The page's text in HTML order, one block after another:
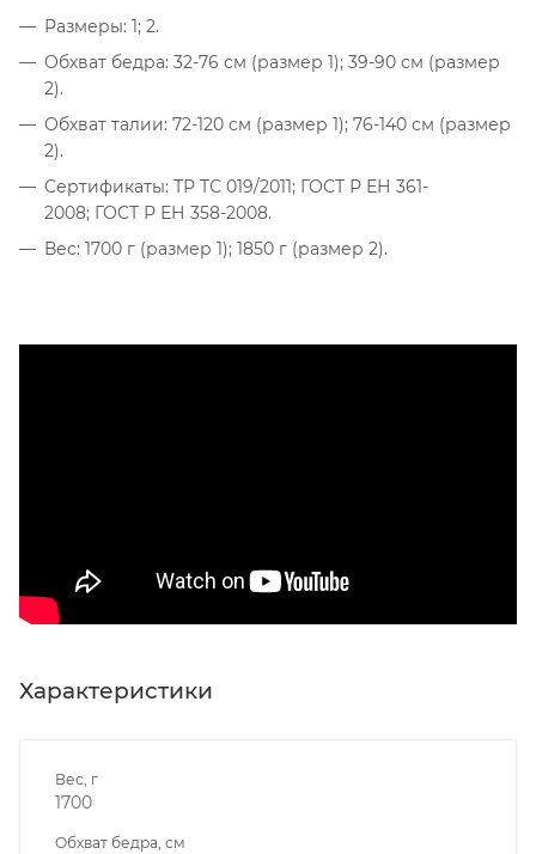
Размеры: 1; 2.
Обхват бедра: 32-76 см (размер 1); 39-90 см (размер
2).
Обхват талии: 72-120 см (размер 1); 76-140 см (размер
2).
Сертификаты: ТР ТС 019/2011; ГОСТ Р ЕН 361-
2008; ГОСТ Р ЕН 358-2008.
Вес: 1700 г (размер 1); 1850 г (размер 2).
Характеристики
Вес, г
1700
Обхват бедра, см